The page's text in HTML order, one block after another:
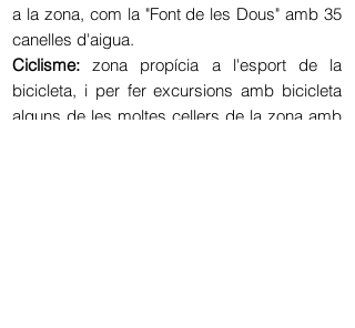
a la zona, com la "Font de les Dous" amb 35
canelles d'aigua.
Ciclisme: zona propícia a l'esport de la
bicicleta, i per fer excursions amb bicicleta
alguns de les moltes cellers de la zona amb